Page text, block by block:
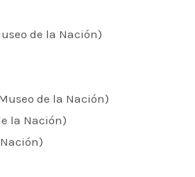
de la Nación)
de la Nación)
la Nación)